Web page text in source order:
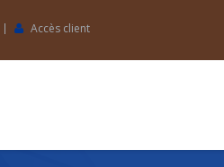
Accès client